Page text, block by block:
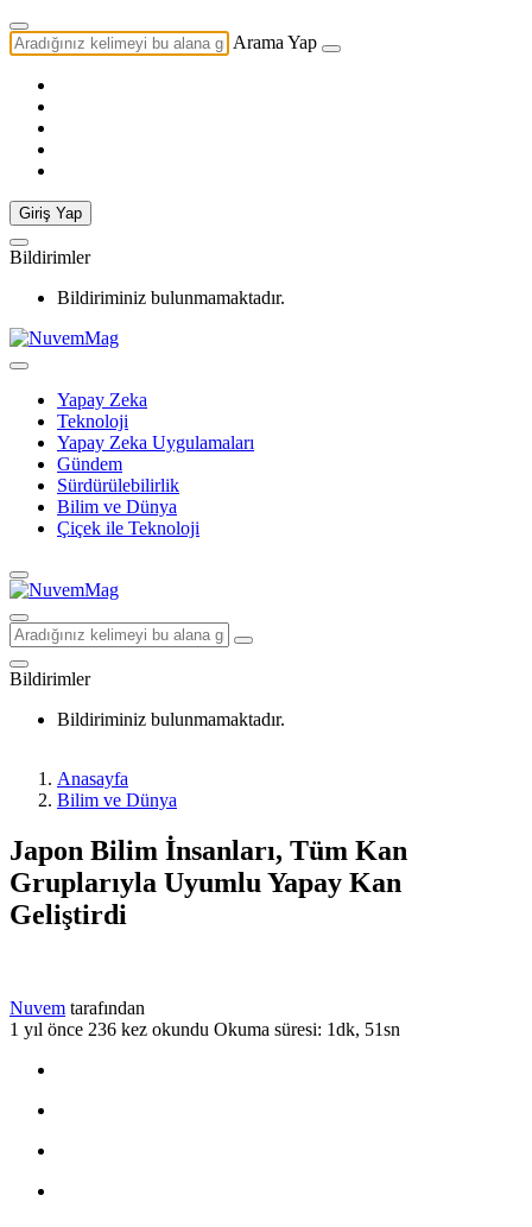
Arama Yap
Giriş Yap
Bildirimler
Bildiriminiz bulunmamaktadır.
Yapay Zeka
Teknoloji
Yapay Zeka Uygulamaları
Gündem
Sürdürülebilirlik
Bilim ve Dünya
Çiçek ile Teknoloji
Bildirimler
Bildiriminiz bulunmamaktadır.
Anasayfa
Bilim ve Dünya
Japon Bilim İnsanları, Tüm Kan
Gruplarıyla Uyumlu Yapay Kan
Geliştirdi
Nuvem tarafından
1 yıl önce 236 kez okundu Okuma süresi: 1dk, 51sn